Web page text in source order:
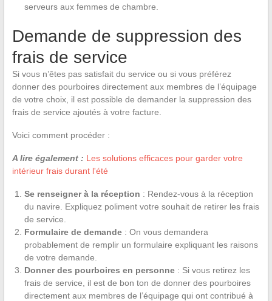
serveurs aux femmes de chambre.
Demande de suppression des
frais de service
Si vous n’êtes pas satisfait du service ou si vous préférez
donner des pourboires directement aux membres de l’équipage
de votre choix, il est possible de demander la suppression des
frais de service ajoutés à votre facture.
Voici comment procéder :
A lire également : Les solutions efficaces pour garder votre
intérieur frais durant l'été
Se renseigner à la réception : Rendez-vous à la réception
du navire. Expliquez poliment votre souhait de retirer les frais
de service.
Formulaire de demande: On vous demandera
probablement de remplir un formulaire expliquant les raisons
de votre demande.
Donner des pourboires en personne: Si vous retirez les
frais de service, il est de bon ton de donner des pourboires
directement aux membres de l’équipage qui ont contribué à